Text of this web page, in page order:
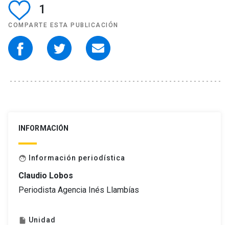
1
COMPARTE ESTA PUBLICACIÓN
INFORMACIÓN
face Información periodística
Claudio Lobos
Periodista Agencia Inés Llambías
insert_drive_file Unidad